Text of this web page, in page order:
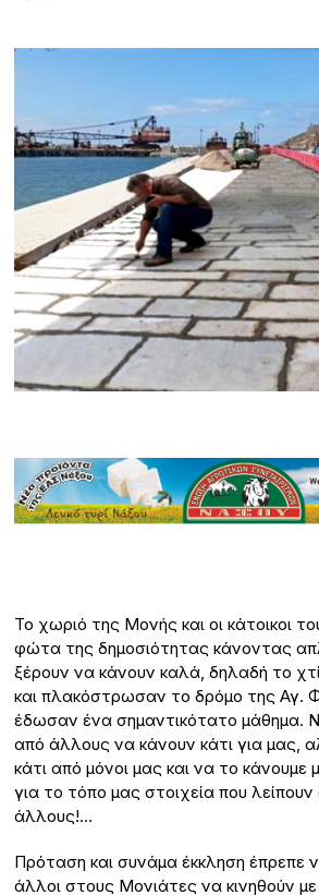
Το χωριό της Μονής και οι κάτοικοι
φώτα της δημοσιότητας κάνοντας
ξέρουν να κάνουν καλά, δηλαδή το
και πλακόστρωσαν το δρόμο της Αγ.
έδωσαν ένα σημαντικότατο μάθημα.
από άλλους να κάνουν κάτι για μας,
κάτι από μόνοι μας και να το κάνουμε
για το τόπο μας στοιχεία που
άλλους!…
Πρόταση και συνάμα έκκληση έπρεπε
άλλοι στους Μονιάτες να κινηθούν